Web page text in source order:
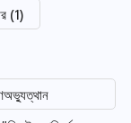
(1)